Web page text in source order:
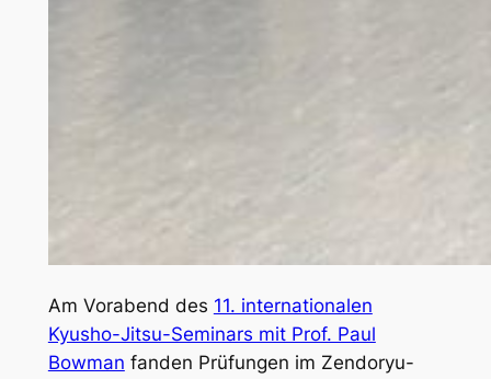
Am Vorabend des 11. internationalen
Kyusho-Jitsu-Seminars mit Prof. Paul
Bowman fanden Prüfungen im Zendoryu-